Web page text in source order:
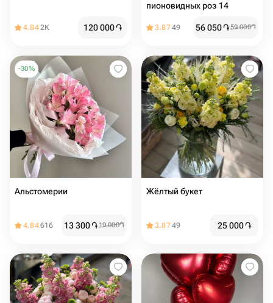
4.842K 120 000֏
пионовидных роз 14
3.8749 56 050֏59 000֏
-30%
Альстомерии
4.84616 13 300֏19 000֏
Жёлтый букет
3.8749 25 000֏